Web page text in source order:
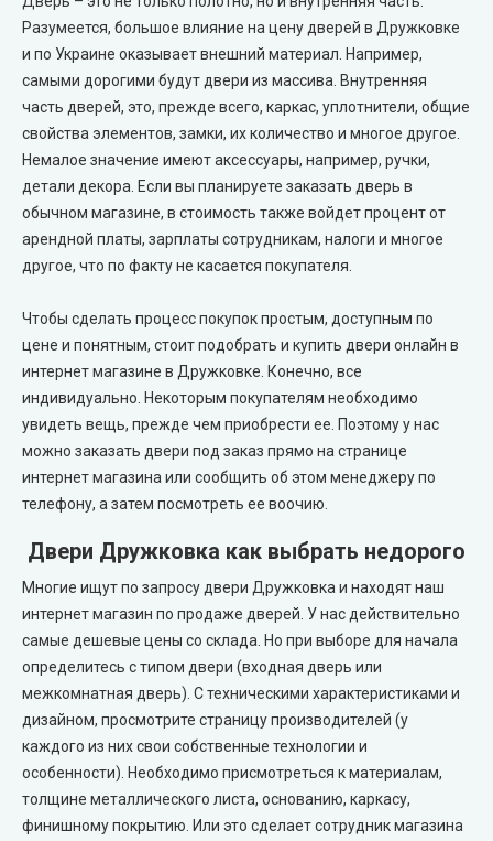
City Line Express
Syndicate Doors (Синдикат Дорс)
STDM
Gorgania (Горгания)
EcoDoors (Экодорс)
Разумеется, большое влияние на цену дверей в Дружковке
и по Украине оказывает внешний материал. Например,
самыми дорогими будут двери из массива. Внутренняя
часть дверей, это, прежде всего, каркас, уплотнители, общие
свойства элементов, замки, их количество и многое другое.
Немалое значение имеют аксессуары, например, ручки,
детали декора. Если вы планируете заказать дверь в
обычном магазине, в стоимость также войдет процент от
арендной платы, зарплаты сотрудникам, налоги и многое
другое, что по факту не касается покупателя.
Чтобы сделать процесс покупок простым, доступным по
цене и понятным, стоит подобрать и купить двери онлайн в
интернет магазине в Дружковке. Конечно, все
индивидуально. Некоторым покупателям необходимо
увидеть вещь, прежде чем приобрести ее. Поэтому у нас
можно заказать двери под заказ прямо на странице
интернет магазина или сообщить об этом менеджеру по
телефону, а затем посмотреть ее воочию.
Двери Дружковка как выбрать недорого
Многие ищут по запросу двери Дружковка и находят наш
интернет магазин по продаже дверей. У нас действительно
самые дешевые цены со склада. Но при выборе для начала
определитесь с типом двери (входная дверь или
межкомнатная дверь). С техническими характеристиками и
дизайном, просмотрите страницу производителей (у
каждого из них свои собственные технологии и
особенности). Необходимо присмотреться к материалам,
толщине металлического листа, основанию, каркасу,
финишному покрытию. Или это сделает сотрудник магазина